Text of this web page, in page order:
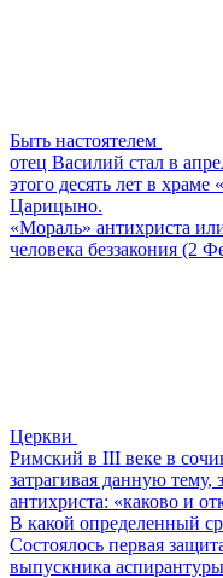
Быть настоятелем
отец Василий стал в
этого десять лет в
Царицыно.
«Мораль» антихриста
человека беззакония (2
Церкви
Римский в III веке в
затрагивая данную тему,
антихриста: «каково и
В какой определенный
Состоялось первая
выпускника